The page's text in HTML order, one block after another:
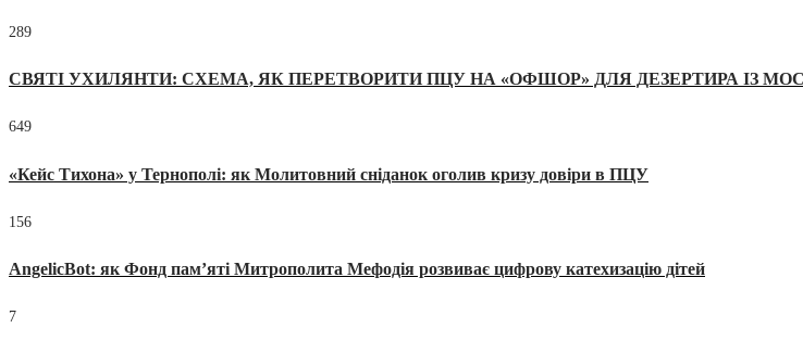
289
СВЯТІ УХИЛЯНТИ: СХЕМА, ЯК ПЕРЕТВОРИТИ ПЦУ НА «ОФШОР» ДЛЯ ДЕЗЕРТИРА ІЗ
649
«Кейс Тихона» у Тернополі: як Молитовний сніданок оголив кризу довіри в ПЦУ
156
AngelicBot: як Фонд пам’яті Митрополита Мефодія розвиває цифрову катехизацію дітей
7